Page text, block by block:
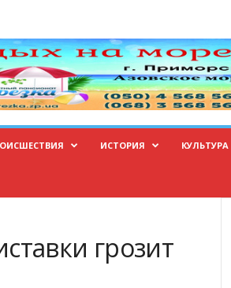
ИСТОРИЯ КУЛЬТУРА
грозит